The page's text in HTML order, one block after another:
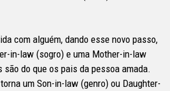
com alguém, dando esse novo passo,
in-law (sogro) e uma Mother-in-law
são do que os pais da pessoa amada.
um Son-in-law (genro) ou Daughter-